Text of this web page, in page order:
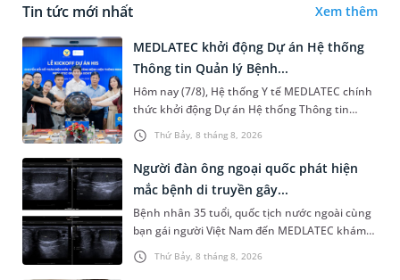
Tin tức mới nhất Xem thêm
Thứ Bảy, 8 tháng 8, 2026
MEDLATEC khởi động Dự án Hệ thống
Thông tin Quản lý Bệnh...
Hôm nay (7/8), Hệ thống Y tế MEDLATEC chính
thức khởi động Dự án Hệ thống Thông tin
Quản lý Bệnh viện (HIS - Hospital Information
System) giai đoạn mới. Dự á...
Thứ Bảy, 8 tháng 8, 2026
Người đàn ông ngoại quốc phát hiện
mắc bệnh di truyền gây...
Bệnh nhân 35 tuổi, quốc tịch nước ngoài cùng
bạn gái người Việt Nam đến MEDLATEC khám
sức khỏe tiền hôn nhân. Qua thăm khám và
làm các xét nghiệm chuyên sâu,...